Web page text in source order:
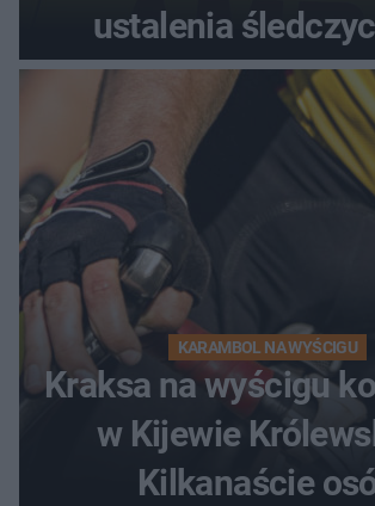
ustalenia
dramatycznej
KARAMBOL NA WYŚCIGU
Kraksa na wyścigu
w Kijewie
Kilkanaście